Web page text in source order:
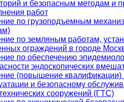
и безопасным методам и
работ
по грузоподъемным
по земляным работам,
ограждений в городе
по обеспечению
эндоскопических
(повышение квалификации)
и безопасному
сооружений (ГТС)